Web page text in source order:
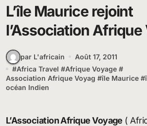
L’île Maurice rejoint
l’Association Afrique
par L'africain
Août 17, 2011
#Africa Travel #Afrique Voyage #
Association Afrique Voyag #île Maurice #
océan Indien
L’Association Afrique Voyage (